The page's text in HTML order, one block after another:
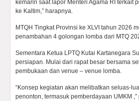
kemarin saat lapor Menteri Agama RI
ke Kaltim,” harapnya.
MTQH Tingkat Provinsi ke XLVI tahun 2026
penambahan 4 golongan lomba dari MTQ
Sementara Ketua LPTQ Kutai Kartanegara
persiapan. Mulai dari rapat besar bersama
pembukaan dan venue – venue lomba.
“Konsep kegiatan akan melibatkan seluas-
penonton, termasuk pemberdayaan UMKM